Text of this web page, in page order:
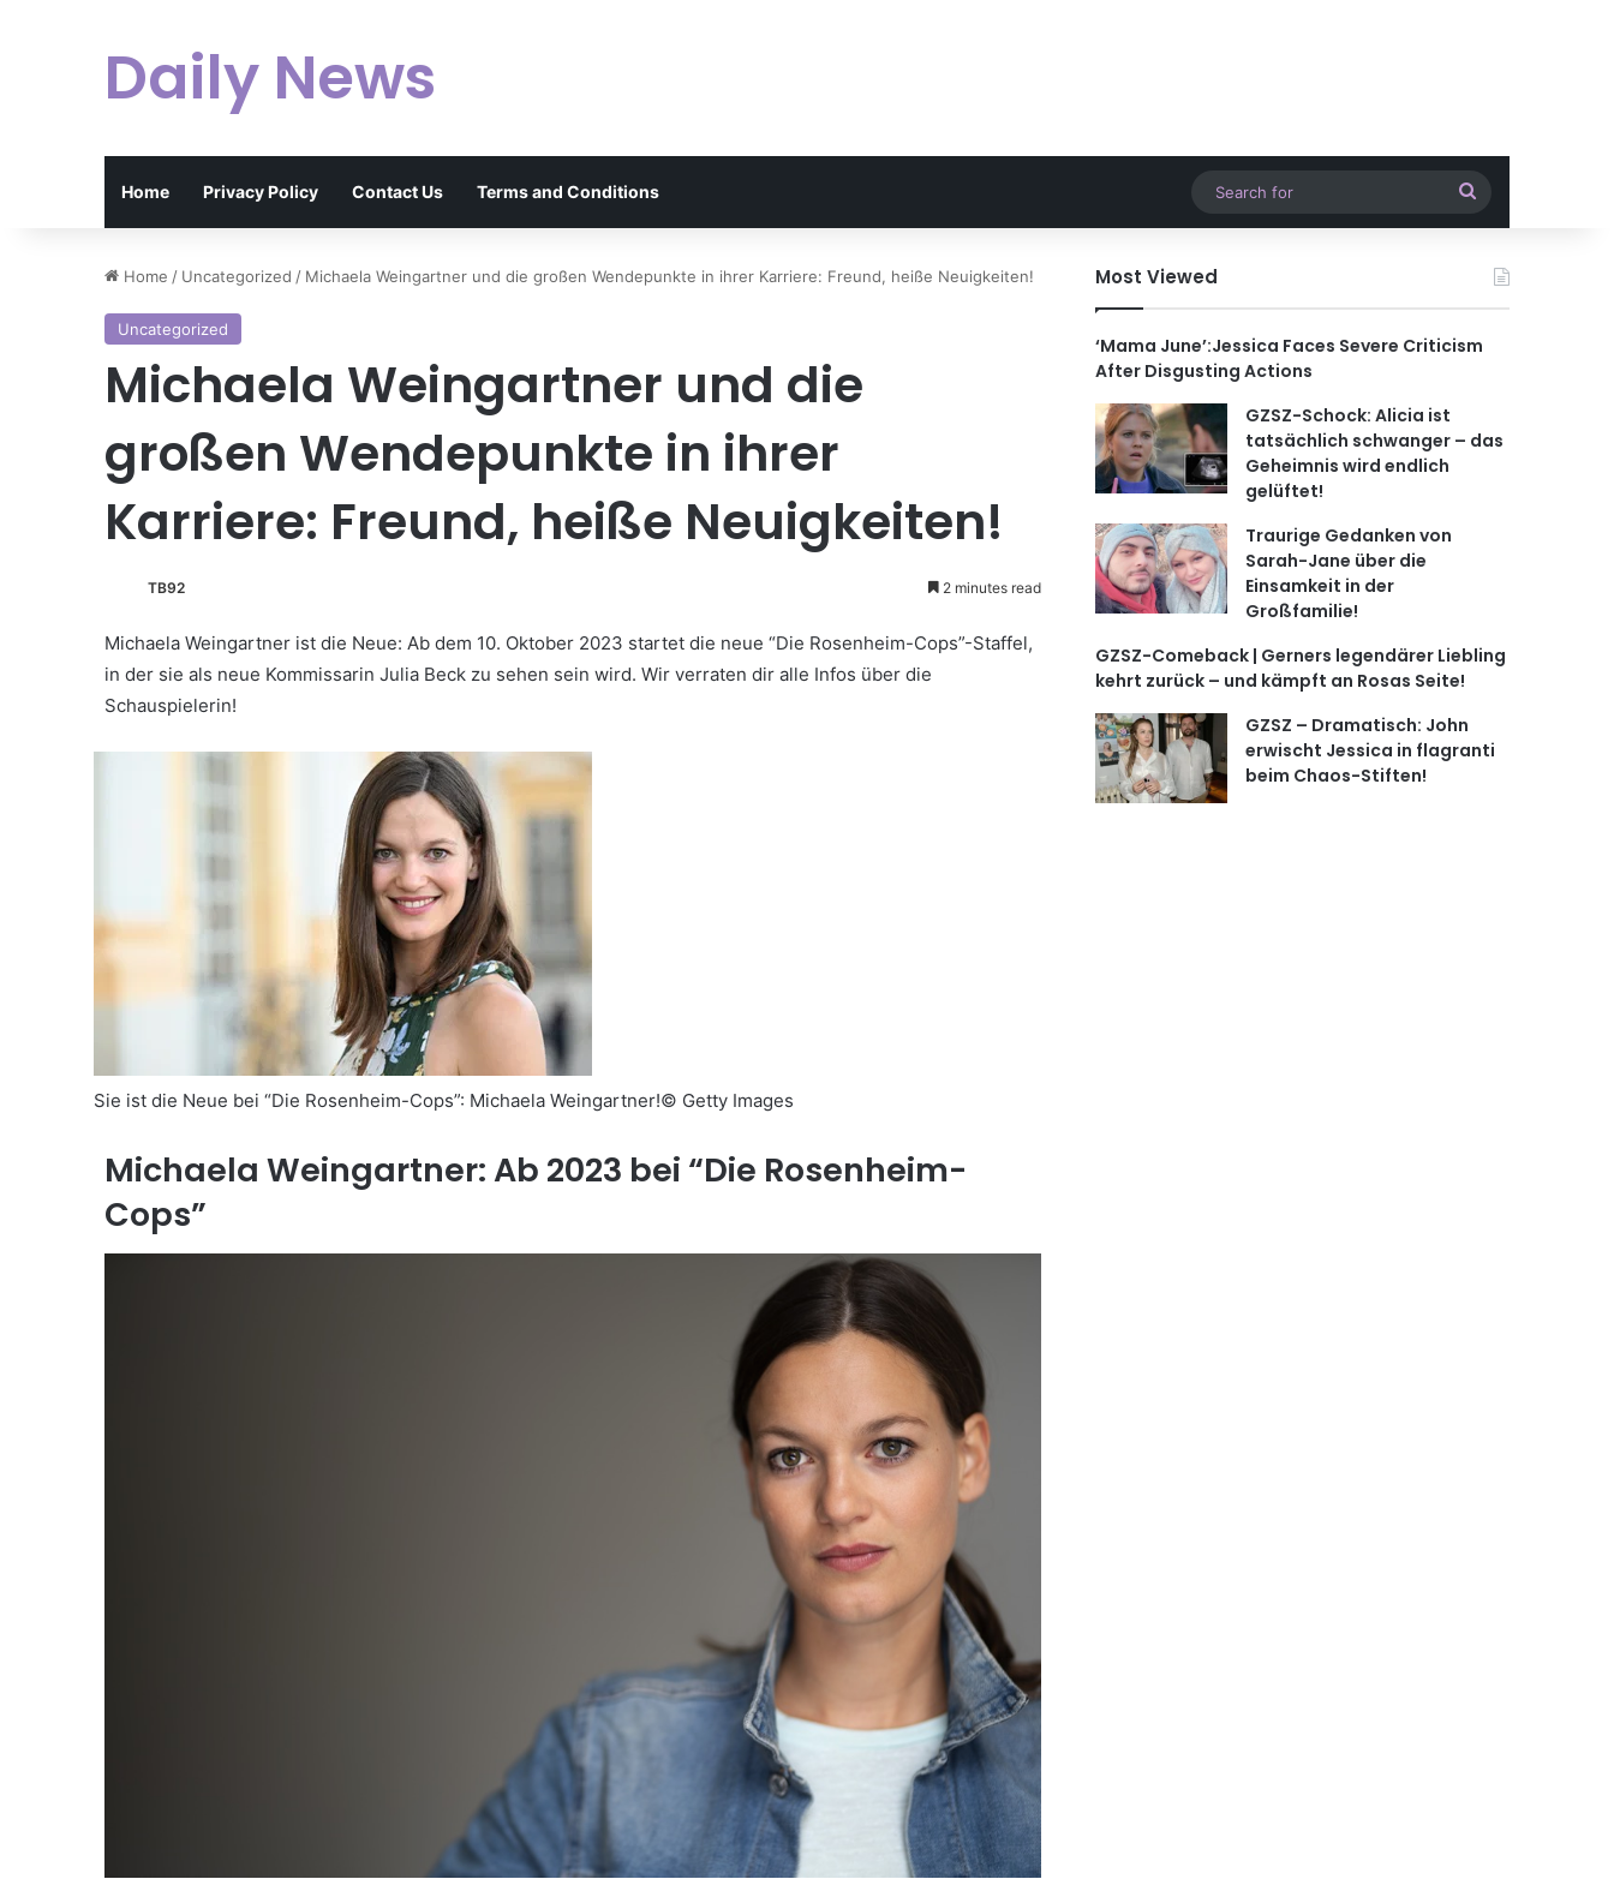
Daily News
Home Privacy Policy Contact Us Terms and Conditions
for
Home / Uncategorized / Michaela Weingartner und die großen Wendepunkte in ihrer Karriere: Freund, heiße Neuigkeiten!
Uncategorized
Michaela Weingartner und die
großen Wendepunkte in ihrer
Karriere: Freund, heiße Neuigkeiten!
TB92 2 minutes read
Michaela Weingartner ist die Neue: Ab dem 10. Oktober 2023 startet die neue “Die Rosenheim-Cops”-Staffel,
in der sie als neue Kommissarin Julia Beck zu sehen sein wird. Wir verraten dir alle Infos über die
Schauspielerin!
Sie ist die Neue bei “Die Rosenheim-Cops”: Michaela Weingartner!© Getty Images
Michaela Weingartner: Ab 2023 bei “Die Rosenheim-
Cops”
Most Viewed
‘Mama June’:Jessica Faces Severe Criticism
After Disgusting Actions
GZSZ-Schock: Alicia ist
tatsächlich schwanger – das
Geheimnis wird endlich
gelüftet!
Traurige Gedanken von
Sarah-Jane über die
Einsamkeit in der
Großfamilie!
GZSZ-Comeback | Gerners legendärer Liebling
kehrt zurück – und kämpft an Rosas Seite!
GZSZ – Dramatisch: John
erwischt Jessica in flagranti
beim Chaos-Stiften!